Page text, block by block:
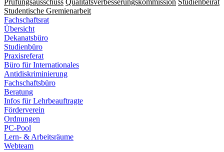
Studentische Gremienarbeit
Fachschaftsrat
Übersicht
Dekanatsbüro
Studienbüro
Praxisreferat
Büro für Internationales
Antidiskriminierung
Fachschaftsbüro
Beratung
Infos für Lehrbeauftragte
Förderverein
Ordnungen
PC-Pool
Lern- & Arbeitsräume
Webteam